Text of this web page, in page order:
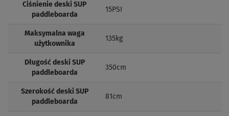
Ciśnienie deski SUP
paddleboarda
15PSI
Maksymalna waga
użytkownika
135kg
Długość deski SUP
paddleboarda
350cm
Szerokość deski SUP
paddleboarda
81cm